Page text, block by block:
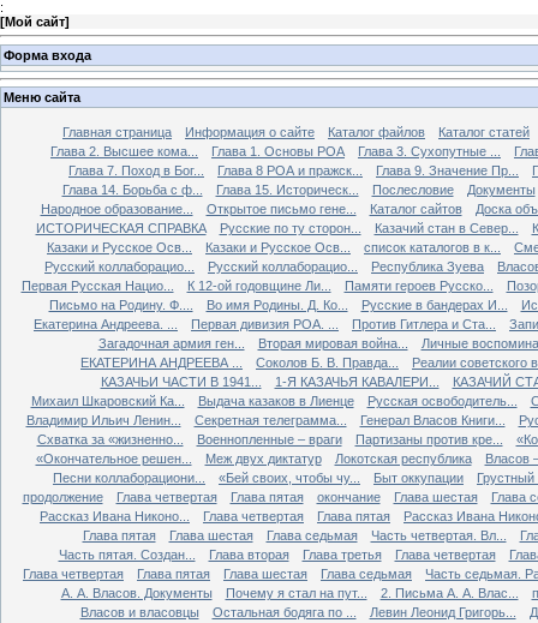
:
[Мой сайт]
Форма входа
Меню сайта
Главная страница Информация о сайте Каталог файлов
Каталог статей
Глава 2. Высшее кома...
Глава 1. Основы РОА Глава 3. Сухопутные ...
Глава 7. Поход в Бог...
Глава 8 РОА и пражск... Глава 9. Значение Пр...
Глава 14. Борьба с ф...
Глава 15. Историческ... Послесловие
Документы
Народное образование...
Открытое письмо гене... Каталог сайтов
Доска
ИСТОРИЧЕСКАЯ СПРАВКА
Русские по ту сторон... Казачий стан в Север...
Казаки и Русское Осв...
Казаки и Русское Осв... список каталогов в к...
Русский коллаборацио...
Русский коллаборацио... Республика Зуева
Первая Русская Нацио...
К 12-ой годовщине Ли... Памяти героев Русско...
Письмо на Родину. Ф....
Во имя Родины. Д. Ко... Русские в бандерах И...
Екатерина Андреева. ...
Первая дивизия РОА. ... Против Гитлера и Ста...
Загадочная армия ген...
Вторая мировая война...
Личные
ЕКАТЕРИНА АНДРЕЕВА ...
Соколов Б. В. Правда...
Реалии советского
КАЗАЧЬИ ЧАСТИ В 1941...
1-Я КАЗАЧЬЯ КАВАЛЕРИ...
КАЗАЧИЙ
Михаил Шкаровский Ка...
Выдача казаков в Лиенце Русская освободитель...
Владимир Ильич Ленин...
Секретная телеграмма... Генерал Власов Книги...
Схватка за «жизненно...
Военнопленные – враги Партизаны против кре...
«Окончательное решен...
Меж двух диктатур Локотская республика
Власов
Песни коллаборациони...
«Бей своих, чтобы чу... Быт оккупации
Грустный
продолжение
Глава четвертая Глава пятая окончание Глава шестая
Глава
Рассказ Ивана Никоно...
Глава четвертая Глава пятая
Рассказ Ивана
Глава пятая
Глава шестая Глава седьмая Часть четвертая. Вл...
Часть пятая. Создан...
Глава вторая Глава третья Глава четвертая
Глава четвертая
Глава пятая Глава шестая Глава седьмая
Часть седьмая.
А. А. Власов. Документы
Почему я стал на пут... 2. Письма А. А. Влас...
Власов и власовцы
Остальная бодяга по ... Левин Леонид Григорь...